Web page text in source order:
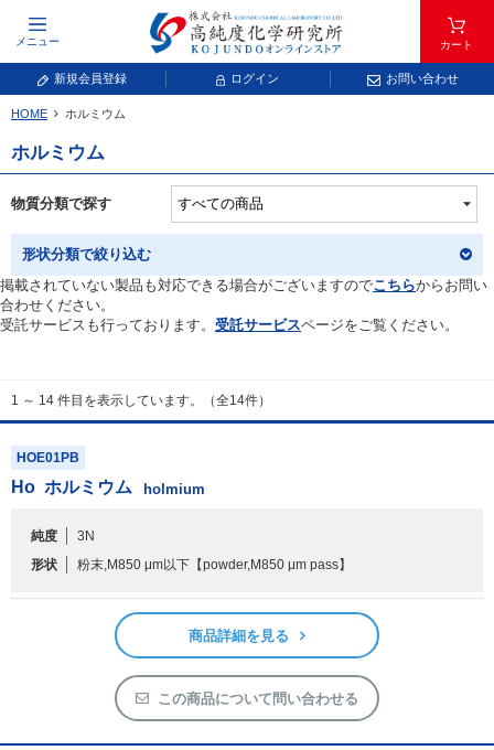
メニュー カート
新規会員登録 ログイン お問い合わせ
元素周期表をタップすると、拡大表示されます。拡大した表から元素記号をタップ
し、一覧へ移動してください。
常温常圧で気体であり、弊社では取り扱いしておりません。
放射性元素または人工元素であり、弊社では取り扱いしておりません。
キーワードで検索する
化学式で検索
和名・英名で検索
CAS番号で検索
HOME ホルミウム
ホルミウム
物質分類で探す
形状分類で絞り込む
掲載されていない製品も対応できる場合がございますのでこちらからお問い
合わせください。
受託サービスも行っております。 受託サービスページをご覧ください。
1 ～ 14 件目を表示しています。（全14件）
HOE01PB
Ho ホルミウム holmium
純度
3N
形状
粉末,M850 μm以下 【powder,M850 μm pass】
商品詳細を見る
この商品について問い合わせる